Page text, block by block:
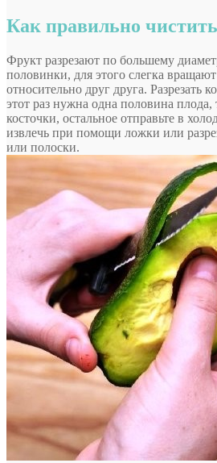
Как правильно
Фрукт разрезают по большему
половинки, для этого слегка
относительно друг друга. Разрезать
этот раз нужна одна половина плода,
косточки, остальное отправьте в
извлечь при помощи ложки или
или полоски.